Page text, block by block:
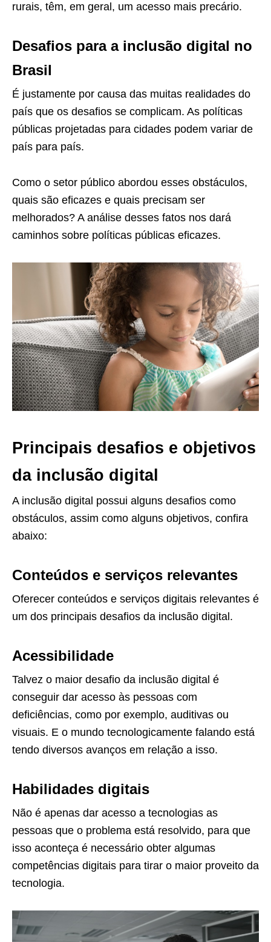
rurais, têm, em geral, um acesso mais precário.
Desafios para a inclusão digital no
Brasil
É justamente por causa das muitas realidades do
país que os desafios se complicam. As políticas
públicas projetadas para cidades podem variar de
país para país.
Como o setor público abordou esses obstáculos,
quais são eficazes e quais precisam ser
melhorados? A análise desses fatos nos dará
caminhos sobre políticas públicas eficazes.
Principais desafios e objetivos
da inclusão digital
A inclusão digital possui alguns desafios como
obstáculos, assim como alguns objetivos, confira
abaixo:
Conteúdos e serviços relevantes
Oferecer conteúdos e serviços digitais relevantes é
um dos principais desafios da inclusão digital.
Acessibilidade
Talvez o maior desafio da inclusão digital é
conseguir dar acesso às pessoas com
deficiências, como por exemplo, auditivas ou
visuais. E o mundo tecnologicamente falando está
tendo diversos avanços em relação a isso.
Habilidades digitais
Não é apenas dar acesso a tecnologias as
pessoas que o problema está resolvido, para que
isso aconteça é necessário obter algumas
competências digitais para tirar o maior proveito da
tecnologia.